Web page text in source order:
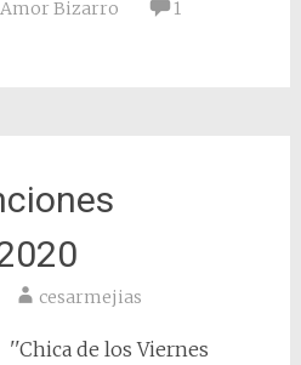
Bizarro
1
cesarmejias
''Chica de los Viernes